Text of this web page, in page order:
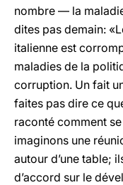
nombre — la
dites pas demain:
italienne est
maladies de la
corruption. Un fait
faites pas dire ce
raconté comment
imaginons une
autour d’une table;
d’accord sur le